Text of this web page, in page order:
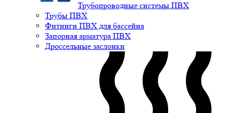
Трубопроводные системы ПВХ
Трубы ПВХ
Фитинги ПВХ для бассейна
Запорная арматура ПВХ
Дроссельные заслонки